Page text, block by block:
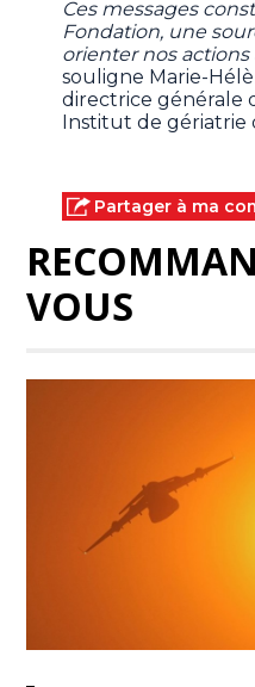
Ces messages
Fondation, une
orienter nos
souligne Marie-
directrice générale
Institut de gériatrie
Partager à ma
VOUS